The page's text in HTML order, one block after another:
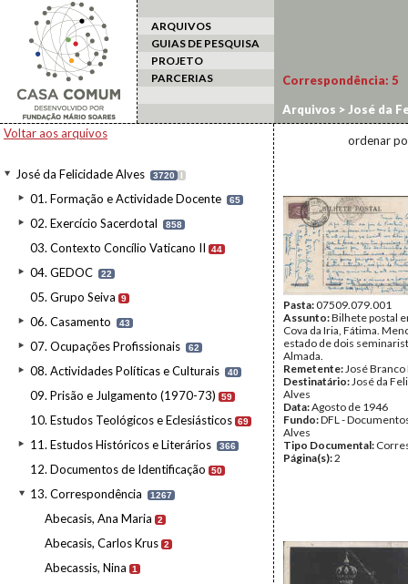
ARQUIVOS
GUIAS DE PESQUISA
PROJETO
PARCERIAS
Voltar aos arquivos
José da Felicidade Alves 3720 I
01. Formação e Actividade Docente 65
02. Exercício Sacerdotal 858
03. Contexto Concílio Vaticano II 44
04. GEDOC 22
05. Grupo Seiva 9
06. Casamento 43
07. Ocupações Profissionais 62
08. Actividades Políticas e Culturais 40
09. Prisão e Julgamento (1970-73) 59
10. Estudos Teológicos e Eclesiásticos 69
11. Estudos Históricos e Literários 366
12. Documentos de Identificação 50
13. Correspondência 1267
Abecasis, Ana Maria 2
Abecasis, Carlos Krus 2
Abecassis, Nina 1
Correspondência: 5
Arquivos > José da
ordenar
Pasta:07509.079.001
Assunto:Bilhete postal
Cova da Iria, Fátima.
estado de dois
Almada.
Remetente:José Branco
Destinatário:José da
Alves
Data:Agosto de 1946
Fundo:DFL -
Alves
Tipo Documental:
Página(s):2